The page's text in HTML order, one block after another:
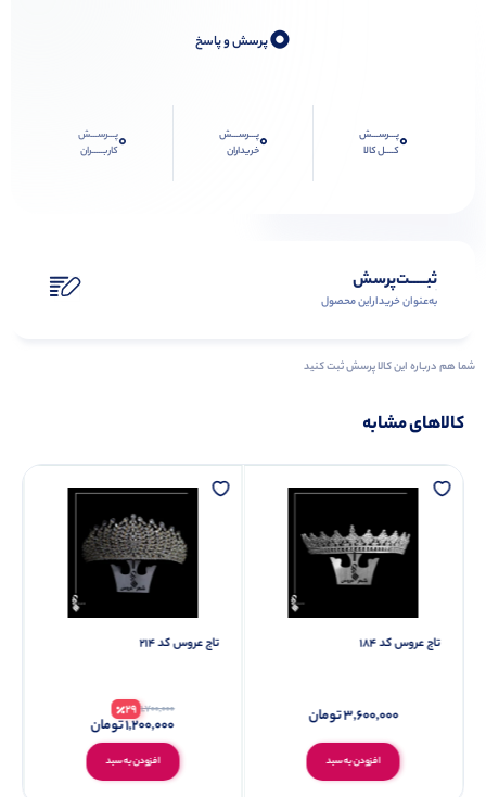
0پرسش و پاسخ
0پـــرســـش
کــــل کالا
0پـــرســـش
خریداران
0پـــرســـش
کاربـــــران
ثبـــــت‌پرسش
به‌عنوان ‌خریدار‌این‌ محصول
شما هم درباره این کالا پرسش ثبت کنید
کالاهای مشابه
تاج عروس کد 184
افزودن به سبد
3,600,000تومان
تاج عروس کد 214
افزودن به سبد
1,700,000
29
1,200,000تومان